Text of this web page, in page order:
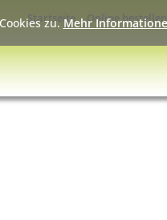
Startseite Online bestellen
zu.Mehr